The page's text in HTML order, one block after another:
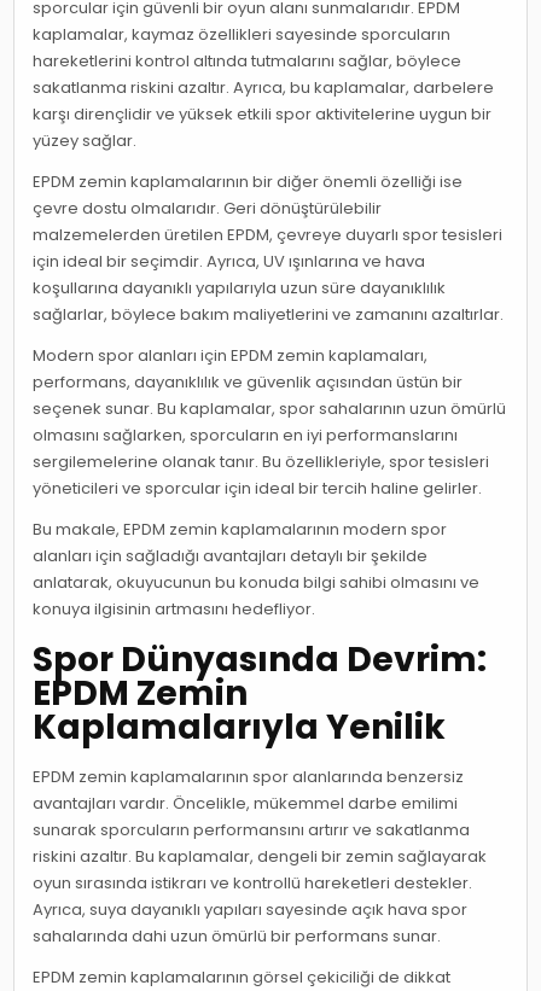
sporcular için güvenli bir oyun alanı sunmalarıdır. EPDM
kaplamalar, kaymaz özellikleri sayesinde sporcuların
hareketlerini kontrol altında tutmalarını sağlar, böylece
sakatlanma riskini azaltır. Ayrıca, bu kaplamalar, darbelere
karşı dirençlidir ve yüksek etkili spor aktivitelerine uygun bir
yüzey sağlar.
EPDM zemin kaplamalarının bir diğer önemli özelliği ise
çevre dostu olmalarıdır. Geri dönüştürülebilir
malzemelerden üretilen EPDM, çevreye duyarlı spor tesisleri
için ideal bir seçimdir. Ayrıca, UV ışınlarına ve hava
koşullarına dayanıklı yapılarıyla uzun süre dayanıklılık
sağlarlar, böylece bakım maliyetlerini ve zamanını azaltırlar.
Modern spor alanları için EPDM zemin kaplamaları,
performans, dayanıklılık ve güvenlik açısından üstün bir
seçenek sunar. Bu kaplamalar, spor sahalarının uzun ömürlü
olmasını sağlarken, sporcuların en iyi performanslarını
sergilemelerine olanak tanır. Bu özellikleriyle, spor tesisleri
yöneticileri ve sporcular için ideal bir tercih haline gelirler.
Bu makale, EPDM zemin kaplamalarının modern spor
alanları için sağladığı avantajları detaylı bir şekilde
anlatarak, okuyucunun bu konuda bilgi sahibi olmasını ve
konuya ilgisinin artmasını hedefliyor.
Spor Dünyasında Devrim:
EPDM Zemin
Kaplamalarıyla Yenilik
EPDM zemin kaplamalarının spor alanlarında benzersiz
avantajları vardır. Öncelikle, mükemmel darbe emilimi
sunarak sporcuların performansını artırır ve sakatlanma
riskini azaltır. Bu kaplamalar, dengeli bir zemin sağlayarak
oyun sırasında istikrarı ve kontrollü hareketleri destekler.
Ayrıca, suya dayanıklı yapıları sayesinde açık hava spor
sahalarında dahi uzun ömürlü bir performans sunar.
EPDM zemin kaplamalarının görsel çekiciliği de dikkat